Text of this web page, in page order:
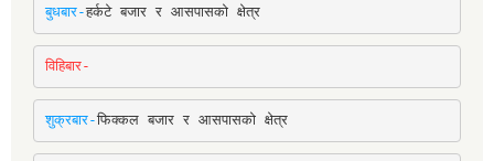
बुधबार-हर्कटे बजार र आसपासको क्षेत्र
विहिबार-
शुक्रबार-फिक्कल बजार र आसपासको क्षेत्र